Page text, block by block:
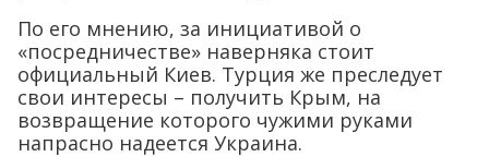
По его мнению, за инициативой о
«посредничестве» наверняка стоит
официальный Киев. Турция же преследует
свои интересы – получить Крым, на
возвращение которого чужими руками
напрасно надеется Украина.